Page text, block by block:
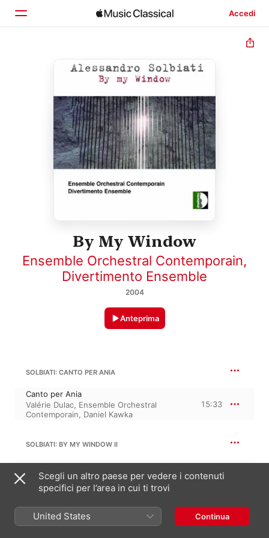
Accedi
Cerca
By My Window
Ensemble Orchestral Contemporain,
Divertimento Ensemble
2004
Anteprima
SOLBIATI: CANTO PER ANIA
Canto per Ania
Valérie Dulac, Ensemble Orchestral
Contemporain, Daniel Kawka
15:33
SOLBIATI: BY MY WINDOW II
By My Window
Daniel Kawka, Ancuza Aprodu,
Ensemble Orchestral Contemporain
18:52
SOLBIATI: 4 PEZZI 15:18
Scegli un altro paese per vedere i contenuti
specifici per l’area in cui ti trovi
United States Continua